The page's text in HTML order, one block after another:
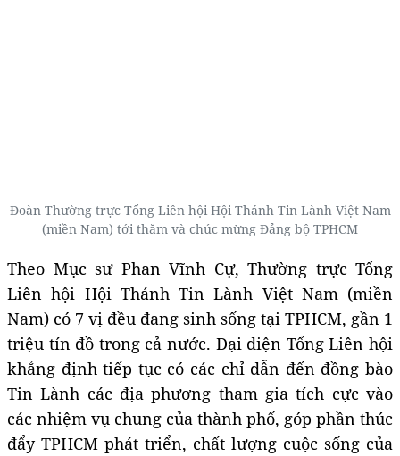
Đoàn Thường trực Tổng Liên hội Hội Thánh Tin Lành Việt Nam
(miền Nam) tới thăm và chúc mừng Đảng bộ TPHCM
Theo Mục sư Phan Vĩnh Cự, Thường trực Tổng
Liên hội Hội Thánh Tin Lành Việt Nam (miền
Nam) có 7 vị đều đang sinh sống tại TPHCM, gần 1
triệu tín đồ trong cả nước. Đại diện Tổng Liên hội
khẳng định tiếp tục có các chỉ dẫn đến đồng bào
Tin Lành các địa phương tham gia tích cực vào
các nhiệm vụ chung của thành phố, góp phần thúc
đẩy TPHCM phát triển, chất lượng cuộc sống của